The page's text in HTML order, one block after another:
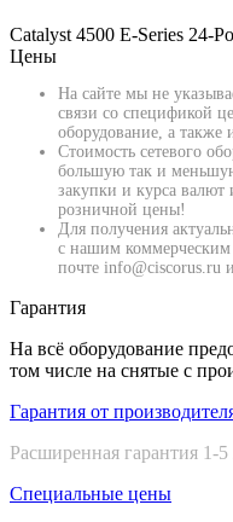
Catalyst 4500 E-Series 24-
Цены
На сайте мы не
связи со спецификой
оборудование, а также
Стоимость сетевого
большую так и
закупки и курса валют
розничной цены!
Для получения
с нашим коммерческим
почте info@ciscorus.ru
Гарантия
На всё оборудование
том числе на снятые с
Гарантия от
Расширенная гарантия 1-5
Специальные цены